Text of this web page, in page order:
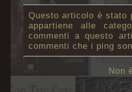
Questo articolo è stato
appartiene alle
commenti a questo
commenti che i ping
Non